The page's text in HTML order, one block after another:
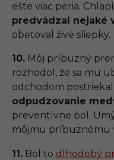
ešte viac peria.
predvádzal nejaké
obetoval živé sliepky.
10. Môj príbuzný
rozhodol, že sa mu
odchodom
odpudzovanie
preventívne bol.
môjmu príbuznému
11. Bol to dlhodobý